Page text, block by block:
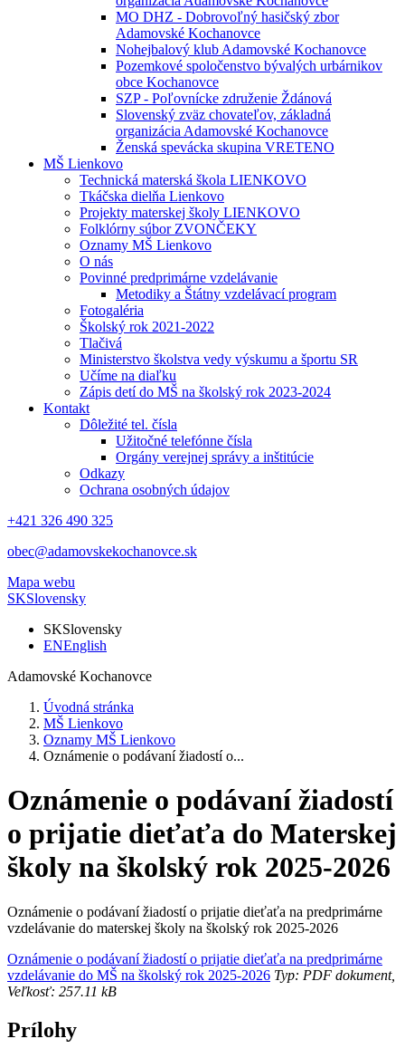
MO DHZ - Dobrovoľný hasičský zbor
Adamovské Kochanovce
Nohejbalový klub Adamovské Kochanovce
Pozemkové spoločenstvo bývalých urbárnikov
obce Kochanovce
SZP - Poľovnícke združenie Ždánová
Slovenský zväz chovateľov, základná
organizácia Adamovské Kochanovce
Ženská spevácka skupina VRETENO
MŠ Lienkovo
Technická materská škola LIENKOVO
Tkáčska dielňa Lienkovo
Projekty materskej školy LIENKOVO
Folklórny súbor ZVONČEKY
Oznamy MŠ Lienkovo
O nás
Povinné predprimárne vzdelávanie
Metodiky a Štátny vzdelávací program
Fotogaléria
Školský rok 2021-2022
Tlačivá
Ministerstvo školstva vedy výskumu a športu SR
Učíme na diaľku
Zápis detí do MŠ na školský rok 2023-2024
Kontakt
Dôležité tel. čísla
Užitočné telefónne čísla
Orgány verejnej správy a inštitúcie
Odkazy
Ochrana osobných údajov
+421 326 490 325
obec@adamovskekochanovce.sk
Mapa webu
SKSlovensky
SKSlovensky
ENEnglish
Adamovské Kochanovce
Úvodná stránka
MŠ Lienkovo
Oznamy MŠ Lienkovo
Oznámenie o podávaní žiadostí o...
Oznámenie o podávaní žiadostí
o prijatie dieťaťa do Materskej
školy na školský rok 2025-2026
Oznámenie o podávaní žiadostí o prijatie dieťaťa na predprimárne
vzdelávanie do materskej školy na školský rok 2025-2026
Oznámenie o podávaní žiadostí o prijatie dieťaťa na predprimárne
vzdelávanie do MŠ na školský rok 2025-2026 Typ: PDF dokument,
Veľkosť: 257.11 kB
Prílohy